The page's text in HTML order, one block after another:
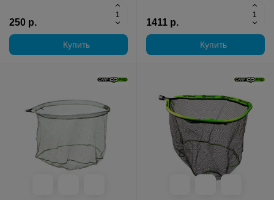
250 р.
Купить
1411 р.
Купить